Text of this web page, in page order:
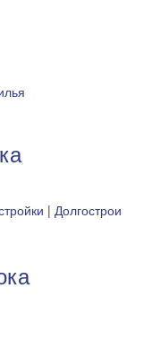
| Долгострои